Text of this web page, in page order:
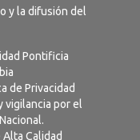
y la difusión del
Pontificia
de Privacidad
vigilancia por el
Calidad